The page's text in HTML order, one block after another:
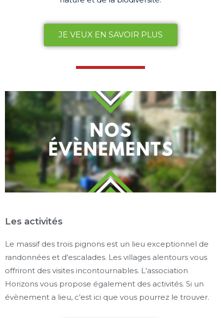
JE VEUX EN SAVOIR PLUS
Les activités
Le massif des trois pignons est un lieu exceptionnel de
randonnées et d'escalades. Les villages alentours vous
offriront des visites incontournables. L'association
Horizons vous propose également des activités. Si un
évènement a lieu, c’est ici que vous pourrez le trouver.